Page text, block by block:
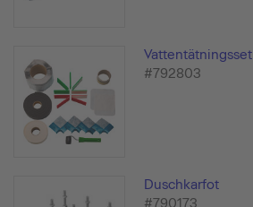
Vattentätningsset
#792803
Duschkarfot
#790173